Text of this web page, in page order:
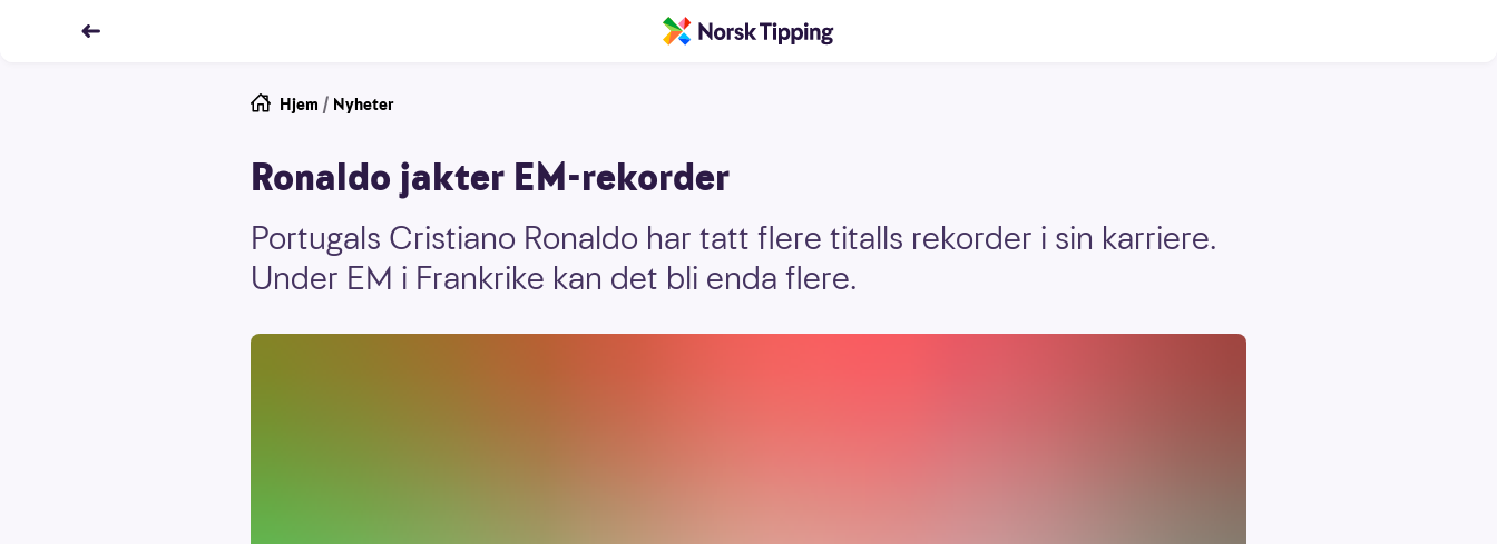
Hjem / Nyheter
Ronaldo jakter EM-rekorder
Portugals Cristiano Ronaldo har tatt flere titalls rekorder i sin karriere.
Under EM i Frankrike kan det bli enda flere.